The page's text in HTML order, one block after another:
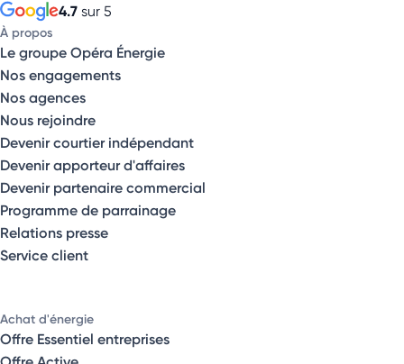
4.7 sur 5
À propos
Le groupe Opéra Énergie
Nos engagements
Nos agences
Nous rejoindre
Devenir courtier indépendant
Devenir apporteur d'affaires
Devenir partenaire commercial
Programme de parrainage
Relations presse
Service client
Achat d'énergie
Offre Essentiel entreprises